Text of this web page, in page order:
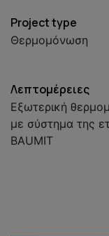
Project type
Θερμομόνωση
Λεπτομέρειες
Εξωτερική
με σύστημα της
BAUMIT